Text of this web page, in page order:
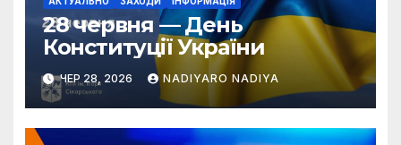
28 червня — День
Конституції України
ЧЕР 28, 2026 NADIYARO NADIYA